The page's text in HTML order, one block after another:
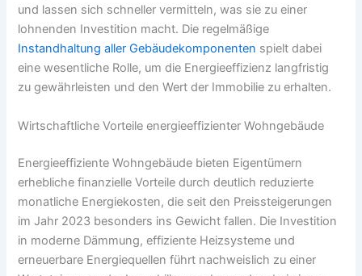
und lassen sich schneller vermitteln, was sie zu einer
lohnenden Investition macht. Die regelmäßige
Instandhaltung aller Gebäudekomponenten spielt dabei
eine wesentliche Rolle, um die Energieeffizienz langfristig
zu gewährleisten und den Wert der Immobilie zu erhalten.
Wirtschaftliche Vorteile energieeffizienter Wohngebäude
Energieeffiziente Wohngebäude bieten Eigentümern
erhebliche finanzielle Vorteile durch deutlich reduzierte
monatliche Energiekosten, die seit den Preissteigerungen
im Jahr 2023 besonders ins Gewicht fallen. Die Investition
in moderne Dämmung, effiziente Heizsysteme und
erneuerbare Energiequellen führt nachweislich zu einer